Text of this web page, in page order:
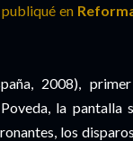
en
2008),
la pantalla
los